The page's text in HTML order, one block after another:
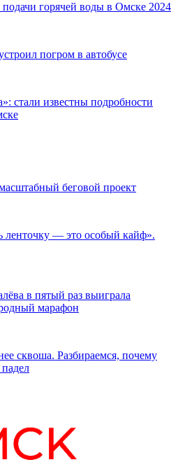
горячей воды в Омске 2024
погром в автобусе
стали известны подробности
беговой проект
ленточку — это особый кайф».
в пятый раз выиграла
марафон
сквоша. Разбираемся, почему